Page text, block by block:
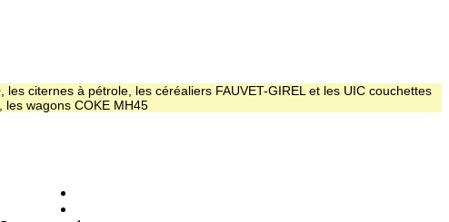
citernes à pétrole, les céréaliers FAUVET-GIREL et les UIC couchettes
les wagons COKE MH45